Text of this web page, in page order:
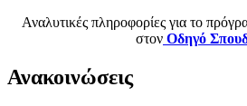
Αναλυτικές πληροφορίες για το
στον Οδηγό
Ανακοινώσεις